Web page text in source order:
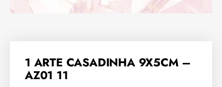
1 ARTE CASADINHA 9X5CM –
AZ01 11